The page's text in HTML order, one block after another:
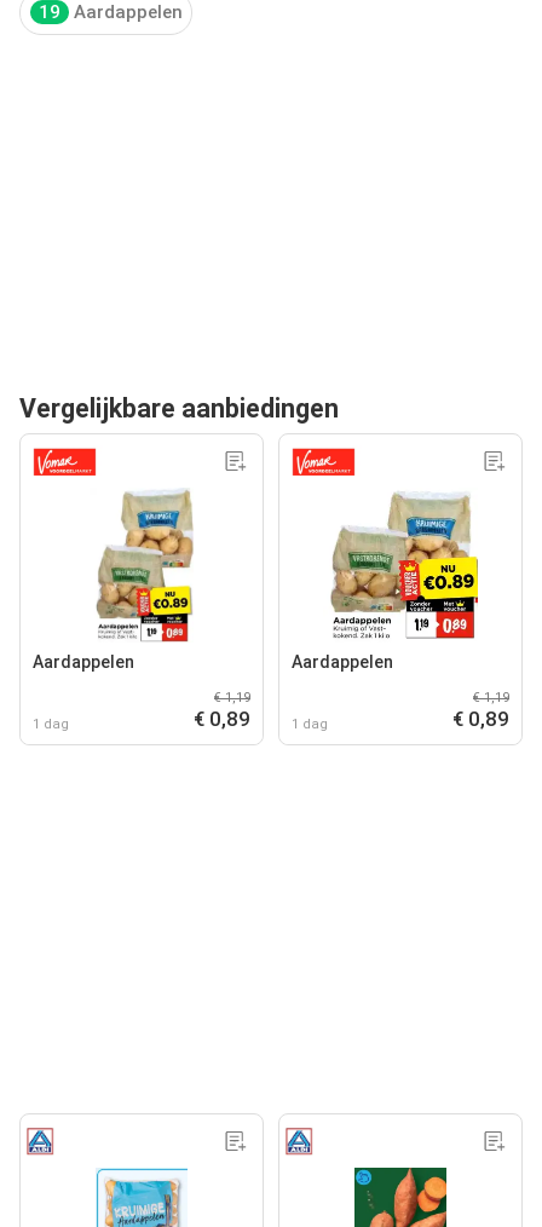
19 Aardappelen
Vergelijkbare aanbiedingen
Aardappelen
1 dag
€ 1,19
€ 0,89
Aardappelen
1 dag
€ 1,19
€ 0,89